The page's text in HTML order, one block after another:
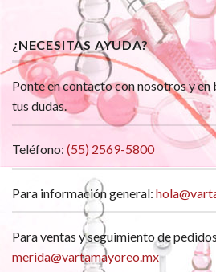
¿NECESITAS AYUDA?
Ponte en contacto con nosotros y en
tus dudas.
Teléfono: (55) 2569-5800
Para información general:
Para ventas y seguimiento de
merida@vartamayoreo.mx